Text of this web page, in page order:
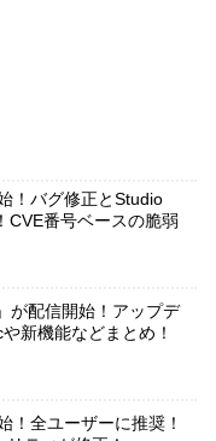
！バグ修正とStudio
CVE番号ベースの脆弱
が配信開始！アップデ
新機能などまとめ！
！全ユーザーに推奨！